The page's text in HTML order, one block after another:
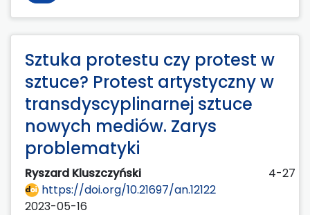
Sztuka protestu czy protest w
sztuce? Protest artystyczny w
transdyscyplinarnej sztuce
nowych mediów. Zarys
problematyki
Ryszard Kluszczyński
4-27
https://doi.org/10.21697/an.12122
2023-05-16